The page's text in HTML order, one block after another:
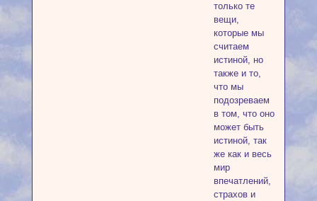
только те
вещи,
которые мы
считаем
истиной, но
также и то,
что мы
подозреваем
в том, что оно
может быть
истиной, так
же как и весь
мир
впечатлений,
страхов и